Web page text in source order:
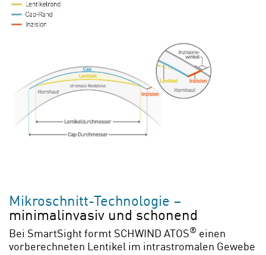
Mikroschnitt-Technologie –
minimalinvasiv und schonend
Bei SmartSight formt SCHWIND ATOS® einen
vorberechneten Lentikel im intrastromalen Gewebe